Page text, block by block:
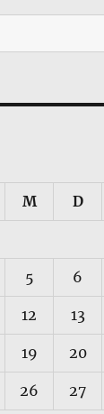
M D
5 6
12 13
19 20
26 27